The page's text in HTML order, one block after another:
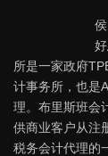
所是一家政府
计事务所，也是
理。布里斯班会
供商业客户从注
税务会计代理的